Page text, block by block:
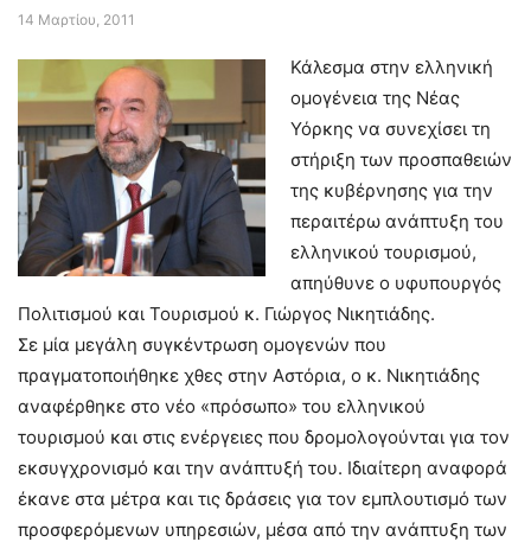
14 Μαρτίου, 2011
Κάλεσμα στην ελληνική
ομογένεια της Νέας
Υόρκης να συνεχίσει τη
στήριξη των προσπαθειών
της κυβέρνησης για την
περαιτέρω ανάπτυξη του
ελληνικού τουρισμού,
απηύθυνε ο υφυπουργός
Πολιτισμού και Τουρισμού κ. Γιώργος Νικητιάδης.
Σε μία μεγάλη συγκέντρωση ομογενών που
πραγματοποιήθηκε χθες στην Αστόρια, ο κ. Νικητιάδης
αναφέρθηκε στο νέο «πρόσωπο» του ελληνικού
τουρισμού και στις ενέργειες που δρομολογούνται για τον
εκσυγχρονισμό και την ανάπτυξή του. Ιδιαίτερη αναφορά
έκανε στα μέτρα και τις δράσεις για τον εμπλουτισμό των
προσφερόμενων υπηρεσιών, μέσα από την ανάπτυξη των